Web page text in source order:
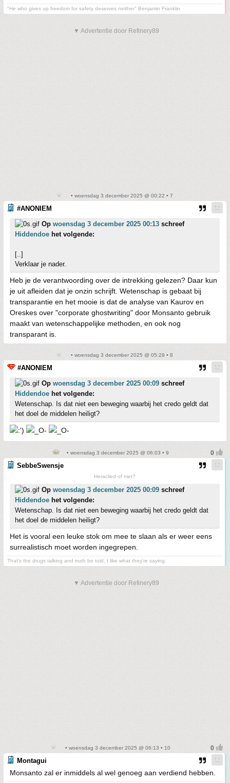
"He who gives up freedom for safety deserves neither" Benjamin Franklin
▼ Advertentie door Refinery89
• woensdag 3 december 2025 @ 00:22 • 7
#ANONIEM
Op woensdag 3 december 2025 00:13 schreef
Hiddendoe het volgende:
[..]
Verklaar je nader.
Heb je de verantwoording over de intrekking gelezen? Daar kun
je uit afleiden dat je onzin schrijft. Wetenschap is gebaat bij
transparantie en het mooie is dat de analyse van Kaurov en
Oreskes over "corporate ghostwriting" door Monsanto gebruik
maakt van wetenschappelijke methoden, en ook nog
transparant is.
• woensdag 3 december 2025 @ 05:29 • 8
#ANONIEM
Op woensdag 3 december 2025 00:09 schreef
Hiddendoe het volgende:
Wetenschap. Is dat niet een beweging waarbij het credo geldt dat
het doel de middelen heiligt?
• woensdag 3 december 2025 @ 06:03 • 9
SebbeSwensje
Heraclied of niet?
Op woensdag 3 december 2025 00:09 schreef
Hiddendoe het volgende:
Wetenschap. Is dat niet een beweging waarbij het credo geldt dat
het doel de middelen heiligt?
Het is vooral een leuke stok om mee te slaan als er weer eens
surrealistisch moet worden ingegrepen.
That's the drugs talking and truth be told, I like what they're saying.
▼ Advertentie door Refinery89
• woensdag 3 december 2025 @ 06:13 • 10
Montagui
Monsanto zal er inmiddels al wel genoeg aan verdiend hebben.